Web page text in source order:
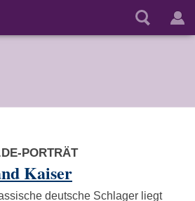
PORTRÄT
Kaiser
deutsche Schlager liegt